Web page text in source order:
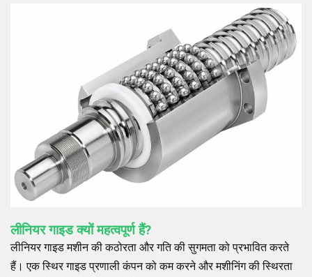
लीनियर गाइड क्यों महत्वपूर्ण हैं?
लीनियर गाइड मशीन की कठोरता और गति की सुगमता को प्रभावित करते
हैं। एक स्थिर गाइड प्रणाली कंपन को कम करने और मशीनिंग की स्थिरता